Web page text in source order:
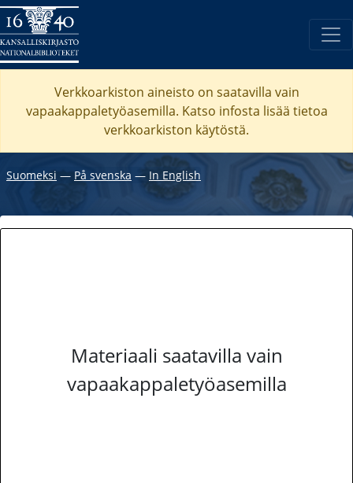
Verkkoarkiston aineisto on saatavilla vain
vapaakappaletyöasemilla. Katso infosta lisää tietoa
verkkoarkiston käytöstä.
Suomeksi ― På svenska ― In English
Materiaali saatavilla vain
vapaakappaletyöasemilla